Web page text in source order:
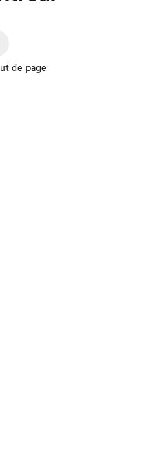
de page